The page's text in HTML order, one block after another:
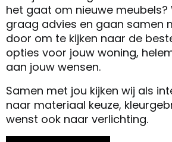
het gaat om nieuwe meubels?
graag advies en gaan samen
door om te kijken naar de
opties voor jouw woning,
aan jouw wensen.
Samen met jou kijken wij als
naar materiaal keuze,
wenst ook naar verlichting.